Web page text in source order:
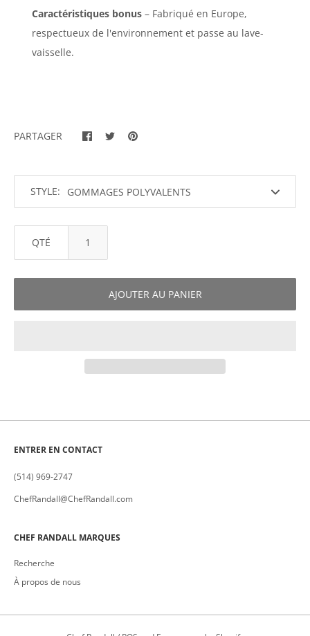
Caractéristiques bonus – Fabriqué en Europe,
respectueux de l'environnement et passe au lave-
vaisselle.
PARTAGER
STYLE:
QTÉ
AJOUTER AU PANIER
ENTRER EN CONTACT
(514) 969-2747
ChefRandall@ChefRandall.com
CHEF RANDALL MARQUES
Recherche
À propos de nous